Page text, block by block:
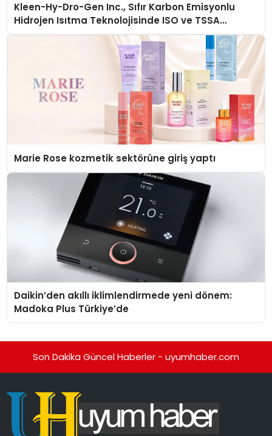
Kleen-Hy-Dro-Gen Inc., Sıfır Karbon Emisyonlu
Hidrojen Isıtma Teknolojisinde ISO ve TSSA
Düzenleyici Onaylarını Aldı
Marie Rose kozmetik sektörüne giriş yaptı
Daikin’den akıllı iklimlendirmede yeni dönem:
Madoka Plus Türkiye’de
Son Dakika Güncel Haberler - uyumhaber.com